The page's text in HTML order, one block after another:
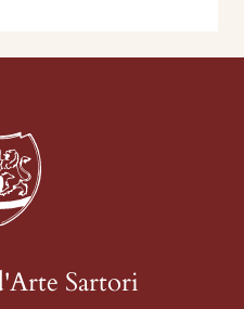
Sartori